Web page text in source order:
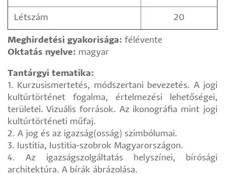
Létszám 20
Meghirdetési gyakorisága: félévente
Oktatás nyelve: magyar
Tantárgyi tematika:
1. Kurzusismertetés, módszertani bevezetés. A jogi
kultúrtörténet fogalma, értelmezési lehetőségei,
területei. Vizuális források. Az ikonográfia mint jogi
kultúrtörténeti műfaj.
2. A jog és az igazság(osság) szimbólumai.
3. Iustitia, Iustitia-szobrok Magyarországon.
4. Az igazságszolgáltatás helyszínei, bírósági
architektúra. A bírák ábrázolása.